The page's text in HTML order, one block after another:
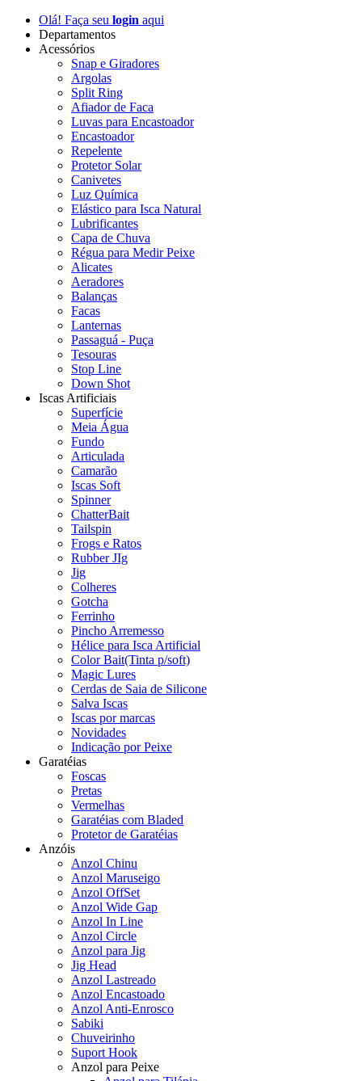
Olá! Faça seu login aqui
Departamentos
Acessórios
Snap e Giradores
Argolas
Split Ring
Afiador de Faca
Luvas para Encastoador
Encastoador
Repelente
Protetor Solar
Canivetes
Luz Química
Elástico para Isca Natural
Lubrificantes
Capa de Chuva
Régua para Medir Peixe
Alicates
Aeradores
Balanças
Facas
Lanternas
Passaguá - Puça
Tesouras
Stop Line
Down Shot
Iscas Artificiais
Superfície
Meia Água
Fundo
Articulada
Camarão
Iscas Soft
Spinner
ChatterBait
Tailspin
Frogs e Ratos
Rubber JIg
Jig
Colheres
Gotcha
Ferrinho
Pincho Arremesso
Hélice para Isca Artificial
Color Bait(Tinta p/soft)
Magic Lures
Cerdas de Saia de Silicone
Salva Iscas
Iscas por marcas
Novidades
Indicação por Peixe
Garatéias
Foscas
Pretas
Vermelhas
Garatéias com Bladed
Protetor de Garatéias
Anzóis
Anzol Chinu
Anzol Maruseigo
Anzol OffSet
Anzol Wide Gap
Anzol In Line
Anzol Circle
Anzol para Jig
Jig Head
Anzol Lastreado
Anzol Encastoado
Anzol Anti-Enrosco
Sabiki
Chuveirinho
Suport Hook
Anzol para Peixe